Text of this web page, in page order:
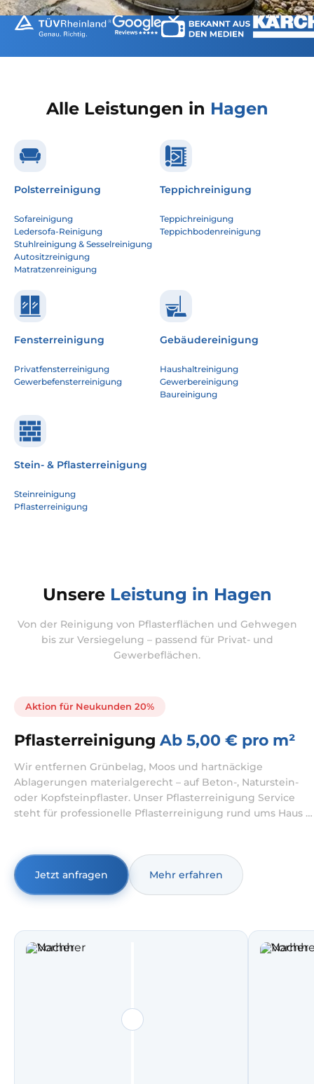
Alle Leistungen in Hagen
Polsterreinigung
Sofareinigung
Ledersofa-Reinigung
Stuhlreinigung & Sesselreinigung
Autositzreinigung
Matratzenreinigung
Teppichreinigung
Teppichreinigung
Teppichbodenreinigung
Fensterreinigung
Privatfensterreinigung
Gewerbefensterreinigung
Gebäudereinigung
Haushaltreinigung
Gewerbereinigung
Baureinigung
Stein- & Pflasterreinigung
Steinreinigung
Pflasterreinigung
Unsere Leistung in Hagen
Von der Reinigung von Pflasterflächen und Gehwegen
bis zur Versiegelung – passend für Privat- und
Gewerbeflächen.
Aktion für Neukunden 20%
Pflasterreinigung Ab 5,00 € pro m²
Wir entfernen Grünbelag, Moos und hartnäckige
Ablagerungen materialgerecht – auf Beton-, Naturstein-
oder Kopfsteinpflaster. Unser Pflasterreinigung Service
steht für professionelle Pflasterreinigung rund ums Haus –
Beläge fachgerecht und beraten zu sinnvollen
Zusatzschritten.
Jetzt anfragen Mehr erfahren